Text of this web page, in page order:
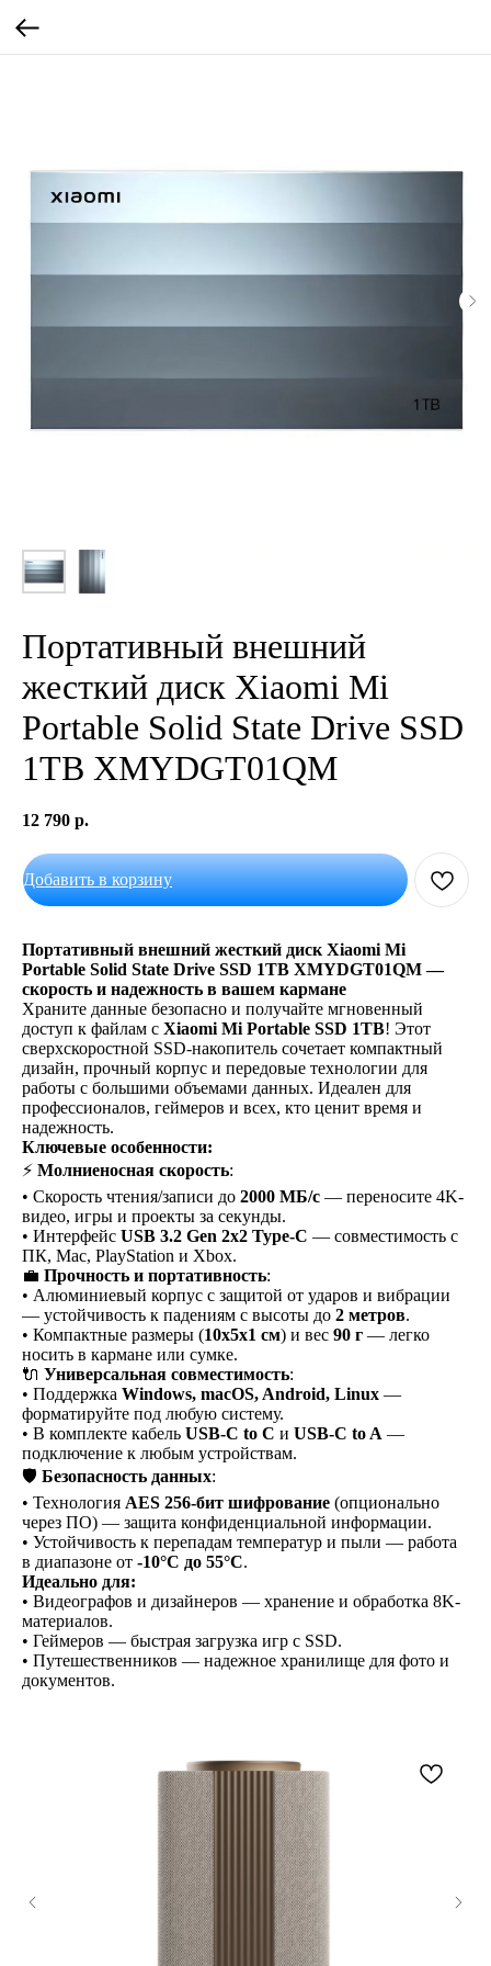
Портативный внешний
жесткий диск Xiaomi Mi
Portable Solid State Drive SSD
1TB XMYDGT01QM
12 790 р.
Добавить в корзину
Портативный внешний жесткий диск Xiaomi Mi
Portable Solid State Drive SSD 1TB XMYDGT01QM —
скорость и надежность в вашем кармане
Храните данные безопасно и получайте мгновенный
доступ к файлам с Xiaomi Mi Portable SSD 1TB! Этот
сверхскоростной SSD-накопитель сочетает компактный
дизайн, прочный корпус и передовые технологии для
работы с большими объемами данных. Идеален для
профессионалов, геймеров и всех, кто ценит время и
надежность.
Ключевые особенности:
⚡ Молниеносная скорость:
• Скорость чтения/записи до 2000 МБ/с — переносите 4K-
видео, игры и проекты за секунды.
• Интерфейс USB 3.2 Gen 2x2 Type-C — совместимость с
ПК, Mac, PlayStation и Xbox.
💼 Прочность и портативность:
• Алюминиевый корпус с защитой от ударов и вибрации
— устойчивость к падениям с высоты до 2 метров.
• Компактные размеры (10x5x1 см) и вес 90 г — легко
носить в кармане или сумке.
🔌 Универсальная совместимость:
• Поддержка Windows, macOS, Android, Linux —
форматируйте под любую систему.
• В комплекте кабель USB-C to C и USB-C to A —
подключение к любым устройствам.
🛡 Безопасность данных:
• Технология AES 256-бит шифрование (опционально
через ПО) — защита конфиденциальной информации.
• Устойчивость к перепадам температур и пыли — работа
в диапазоне от -10°C до 55°C.
Идеально для:
• Видеографов и дизайнеров — хранение и обработка 8K-
материалов.
• Геймеров — быстрая загрузка игр с SSD.
• Путешественников — надежное хранилище для фото и
документов.